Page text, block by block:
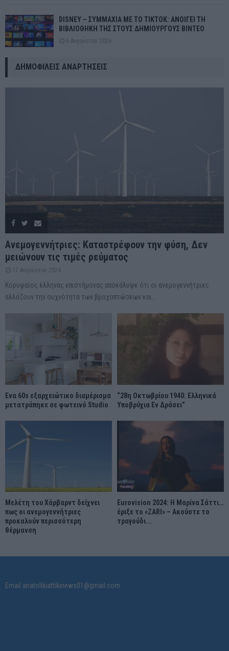
DISNEY – ΣΥΜΜΑΧΙΑ ΜΕ ΤΟ TIKTOK: ΑΝΟΙΓΕΙ ΤΗ
ΒΙΒΛΙΟΘΗΚΗ ΤΗΣ ΣΤΟΥΣ ΔΗΜΙΟΥΡΓΟΥΣ ΒΙΝΤΕΟ
6 Αυγούστου 2026
ΔΗΜΟΦΙΛΕΊΣ ΑΝΑΡΤΉΣΕΙΣ
Ανεμογεννήτριες: Καταστρέφουν την φύση, Δεν
μειώνουν τις τιμές ρεύματος
17 Αυγούστου 2024
Κορυφαίος έλληνας επιστήμονας αποκάλυψε ότι οι ανεμογεννήτριες
αλλάζουν την συχνότητα των βροχοπτώσεων και...
Ένα 60s εξαρχειώτικο διαμέρισμα
μετατράπηκε σε φωτεινό Studio
“28η Οκτωβρίου 1940: Ελληνικά
Υποβρύχια Εν Δράσει”
Μελέτη του Χάρβαρντ δείχνει
πως οι ανεμογεννήτριες
προκαλούν περισσότερη
θέρμανση
Eurovision 2024: Η Μαρίνα Σάττι…
έριξε το «ZARI» – Ακούστε το
τραγούδι...
Email:anatolikiattikinews01@gmail.com